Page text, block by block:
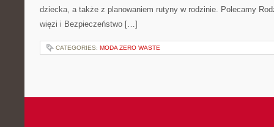
dziecka, a także z planowaniem rutyny w rodzinie. Polecamy
więzi i Bezpieczeństwo […]
CATEGORIES: MODA ZERO WASTE